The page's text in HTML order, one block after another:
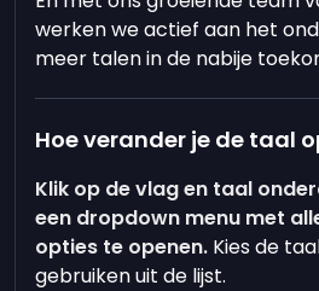
werken we actief aan het
meer talen in de nabije
Hoe verander je de taal
Klik op de vlag en taal
een dropdown menu met
opties te openen. Kies de
gebruiken uit de lijst.